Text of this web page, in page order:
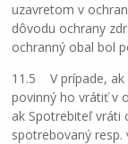
uzavretom v
dôvodu ochrany
ochranný obal bol
11.5 V prípade, ak
povinný ho vrátiť v
ak Spotrebiteľ vráti
spotrebovaný